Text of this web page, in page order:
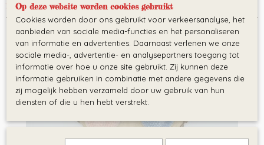
Home >Knuffeldoekjes>Snuggle konijn
Op deze website worden cookies gebruikt
Cookies worden door ons gebruikt voor verkeersanalyse, het
aanbieden van sociale media-functies en het personaliseren
van informatie en advertenties. Daarnaast verlenen we onze
sociale media-, advertentie- en analysepartners toegang tot
informatie over hoe u onze site gebruikt. Zij kunnen deze
informatie gebruiken in combinatie met andere gegevens die
zij mogelijk hebben verzameld door uw gebruik van hun
diensten of die u hen hebt verstrekt.